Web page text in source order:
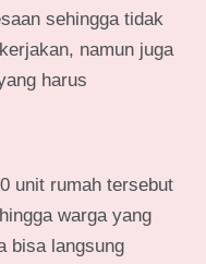
sehingga tidak
namun juga
harus
unit rumah tersebut
warga yang
bisa langsung